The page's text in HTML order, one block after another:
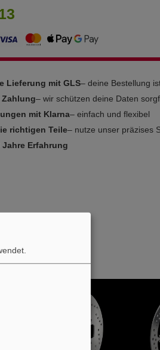
Lieferung mit GLS– deine Bestellung
Zahlung– wir schützen deine Daten
mit Klarna– einfach und flexibel
richtigen Teile– nutze unser präzises
Jahre Erfahrung